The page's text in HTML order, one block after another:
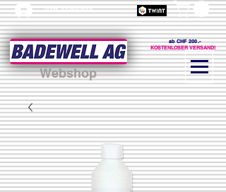
Jetzt Anmelden
Webshop
ab CHF 200.-
KOSTENLOSER VERSAND!